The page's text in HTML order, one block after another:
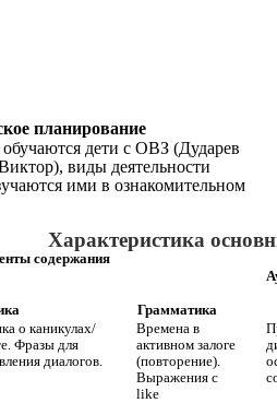
планирование
дети с ОВЗ (Дударев
виды деятельности
ими в ознакомительном
Характеристика
содержания
Грамматика
о каникулах/
Фразы для
диалогов.
Времена в
активном залоге
(повторение).
Выражения с
like